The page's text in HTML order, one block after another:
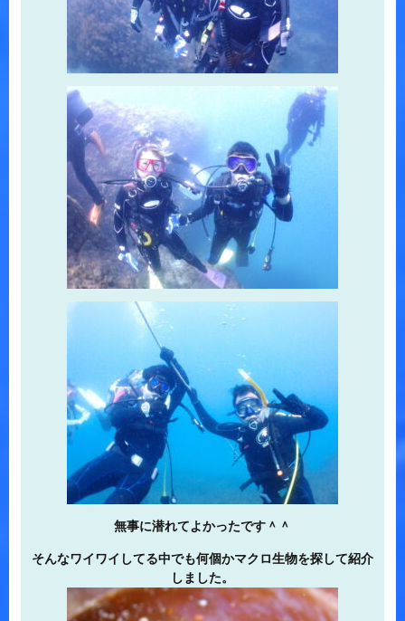
無事に潜れてよかったです＾＾
そんなワイワイしてる中でも何個かマクロ生物を探して紹介
しました。